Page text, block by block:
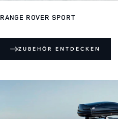
RANGE ROVER SPORT
ZUBEHÖR ENTDECKEN